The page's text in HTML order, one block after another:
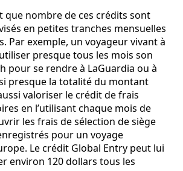
que nombre de ces crédits sont
en petites tranches mensuelles
Par exemple, un voyageur vivant à
presque tous les mois son
pour se rendre à LaGuardia ou à
presque la totalité du montant
valoriser le crédit de frais
en l’utilisant chaque mois de
les frais de sélection de siège
pour un voyage
Le crédit Global Entry peut lui
environ 120 dollars tous les